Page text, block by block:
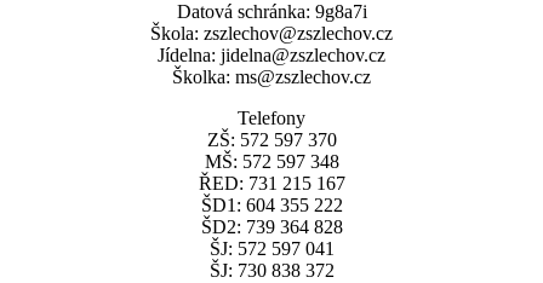
Datová schránka: 9g8a7i
Škola: zszlechov@zszlechov.cz
Jídelna: jidelna@zszlechov.cz
Školka: ms@zszlechov.cz
Telefony
ZŠ: 572 597 370
MŠ: 572 597 348
ŘED: 731 215 167
ŠD1: 604 355 222
ŠD2: 739 364 828
ŠJ: 572 597 041
ŠJ: 730 838 372